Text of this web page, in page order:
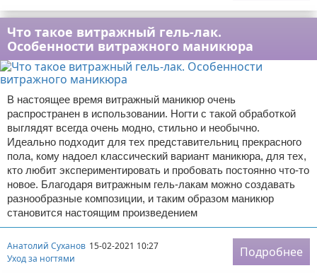
Что такое витражный гель-лак.
Особенности витражного маникюра
В настоящее время витражный маникюр очень
распространен в использовании. Ногти с такой обработкой
выглядят всегда очень модно, стильно и необычно.
Идеально подходит для тех представительниц прекрасного
пола, кому надоел классический вариант маникюра, для тех,
кто любит экспериментировать и пробовать постоянно что-то
новое. Благодаря витражным гель-лакам можно создавать
разнообразные композиции, и таким образом маникюр
становится настоящим произведением
Анатолий Суханов 15-02-2021 10:27
Уход за ногтями
Подробнее